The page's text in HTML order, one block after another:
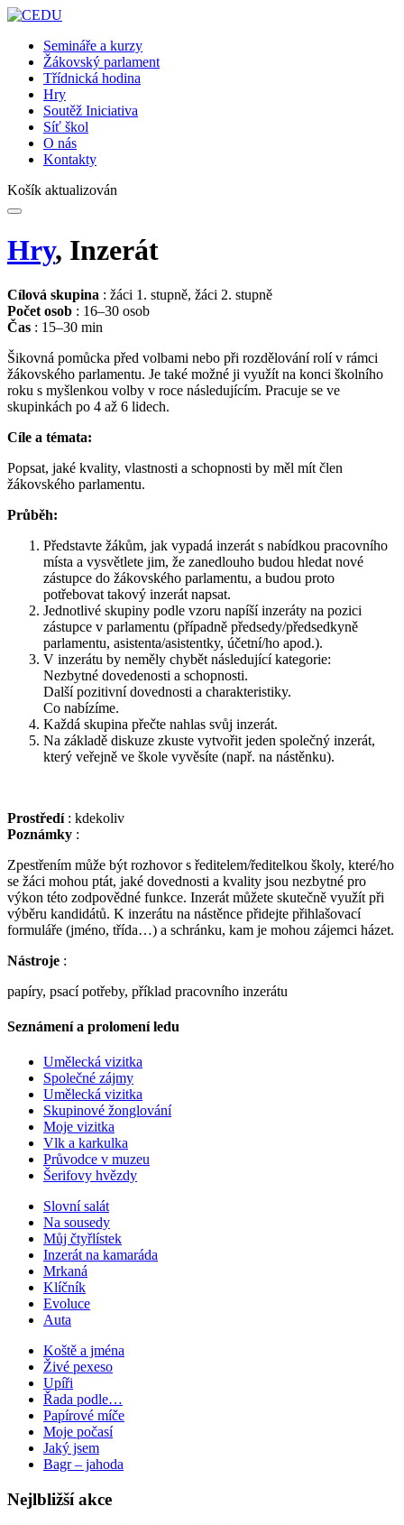
Semináře a kurzy
Žákovský parlament
Třídnická hodina
Hry
Soutěž Iniciativa
Síť škol
O nás
Kontakty
Košík aktualizován
Hry, Inzerát
Cílová skupina : žáci 1. stupně, žáci 2. stupně
Počet osob : 16–30 osob
Čas : 15–30 min
Šikovná pomůcka před volbami nebo při rozdělování rolí v rámci
žákovského parlamentu. Je také možné ji využít na konci školního
roku s myšlenkou volby v roce následujícím. Pracuje se ve
skupinkách po 4 až 6 lidech.
Cíle a témata:
Popsat, jaké kvality, vlastnosti a schopnosti by měl mít člen
žákovského parlamentu.
Průběh:
Představte žákům, jak vypadá inzerát s nabídkou pracovního
místa a vysvětlete jim, že zanedlouho budou hledat nové
zástupce do žákovského parlamentu, a budou proto
potřebovat takový inzerát napsat.
Jednotlivé skupiny podle vzoru napíší inzeráty na pozici
zástupce v parlamentu (případně předsedy/předsedkyně
parlamentu, asistenta/asistentky, účetní/ho apod.).
V inzerátu by neměly chybět následující kategorie:
Nezbytné dovedenosti a schopnosti.
Další pozitivní dovednosti a charakteristiky.
Co nabízíme.
Každá skupina přečte nahlas svůj inzerát.
Na základě diskuze zkuste vytvořit jeden společný inzerát,
který veřejně ve škole vyvěsíte (např. na nástěnku).
Prostředí : kdekoliv
Poznámky :
Zpestřením může být rozhovor s ředitelem/ředitelkou školy, které/ho
se žáci mohou ptát, jaké dovednosti a kvality jsou nezbytné pro
výkon této zodpovědné funkce. Inzerát můžete skutečně využít při
výběru kandidátů. K inzerátu na nástěnce přidejte přihlašovací
formuláře (jméno, třída…) a schránku, kam je mohou zájemci házet.
Nástroje :
papíry, psací potřeby, příklad pracovního inzerátu
Seznámení a prolomení ledu
Umělecká vizitka
Společné zájmy
Umělecká vizitka
Skupinové žonglování
Moje vizitka
Vlk a karkulka
Průvodce v muzeu
Šerifovy hvězdy
Slovní salát
Na sousedy
Můj čtyřlístek
Inzerát na kamaráda
Mrkaná
Klíčník
Evoluce
Auta
Koště a jména
Živé pexeso
Upíři
Řada podle…
Papírové míče
Moje počasí
Jaký jsem
Bagr – jahoda
Nejlbližší akce